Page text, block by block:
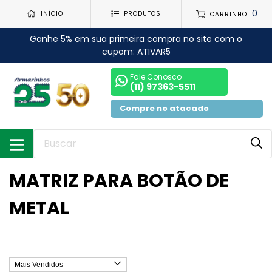
INÍCIO PRODUTOS CARRINHO 0
Ganhe 5% em sua primeira compra no site com o
cupom: ATIVAR5
Fale Conosco
(11) 97363-5511
Compre no atacado
MATRIZ PARA BOTÃO DE
METAL